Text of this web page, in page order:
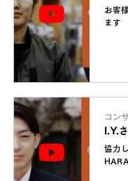
お客
ます
コン
I.Y.
協力